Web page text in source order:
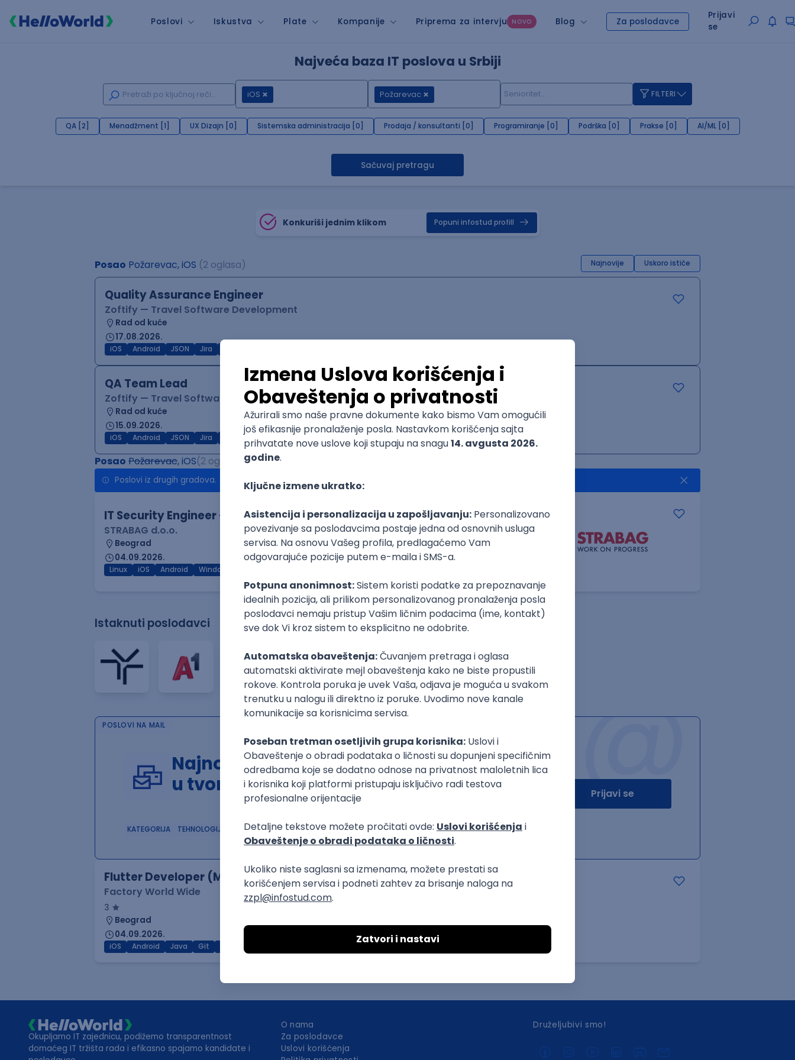
Poslovi Iskustva Plate Kompanije Priprema za intervju NOVO Blog Za poslodavce
Prijavi
se
Najveća baza IT poslova u Srbiji
iOS Požarevac FILTERI
QA [2] Menadžment [1] UX Dizajn [0] Sistemska administracija [0] Prodaja / konsultanti [0] Programiranje [0] Podrška [0] Prakse [0] AI/ML [0]
Sačuvaj pretragu
Konkuriši jednim klikom Popuni infostud profill
Posao Požarevac, iOS (2 oglasa) Najnovije Uskoro ističe
Quality Assurance Engineer
Zoftify — Travel Software Development
Rad od kuće
17.08.2026.
iOS Android JSON Jira
QA Team Lead
Zoftify — Travel Software Development
Rad od kuće
15.09.2026.
iOS Android JSON Jira Agile Senior
Posao Požarevac, iOS(2 oglasa)
Poslovi iz drugih gradova.
IT Security Engineer – Vulnerability Management & Endpoint Security
STRABAG d.o.o.
Beograd
04.09.2026.
Linux iOS Android Windows
Istaknuti poslodavci
@
POSLOVI NA MAIL
Najnoviji poslovi svakog dana
u tvom inboxu
Prijavi se
KATEGORIJA TEHNOLOGIJA POSLODAVAC GRAD SENIORITET NAČIN RADA
Flutter Developer (Medior)
Factory World Wide
3
Beograd
04.09.2026.
iOS Android Java Git
Okupljamo IT zajednicu, podižemo transparentnost
domaćeg IT tržišta rada i efikasno spajamo kandidate i
O nama
Za poslodavce
Uslovi korišćenja
Druželjubivi smo!